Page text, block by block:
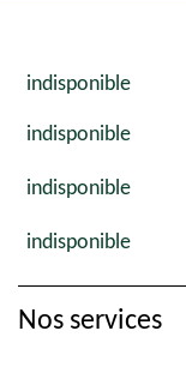
indisponible
indisponible
indisponible
indisponible
Nos services